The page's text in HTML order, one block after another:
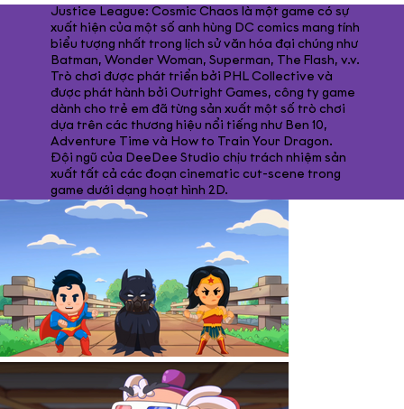
Justice League: Cosmic Chaos là một game có sự
xuất hiện của một số anh hùng DC comics mang tính
biểu tượng nhất trong lịch sử văn hóa đại chúng như
Batman, Wonder Woman, Superman, The Flash, v.v.
Trò chơi được phát triển bởi PHL Collective và
được phát hành bởi Outright Games, công ty game
dành cho trẻ em đã từng sản xuất một số trò chơi
dựa trên các thương hiệu nổi tiếng như Ben 10,
Adventure Time và How to Train Your Dragon.
Đội ngũ của DeeDee Studio chịu trách nhiệm sản
xuất tất cả các đoạn cinematic cut-scene trong
game dưới dạng hoạt hình 2D.